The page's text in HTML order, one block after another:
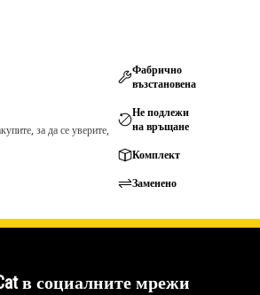
за да се уверите,
Фабрично
възстановена
Не подлежи
на връщане
Комплект
Заменено
в социалните мрежи